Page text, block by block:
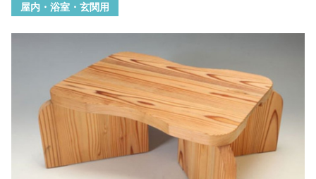
屋内・浴室・玄関用